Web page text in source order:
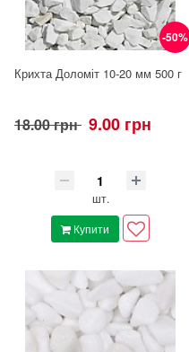
-50%
Крихта Доломіт 10-20 мм 500 г
18.00 грн 9.00 грн
шт.
Купити